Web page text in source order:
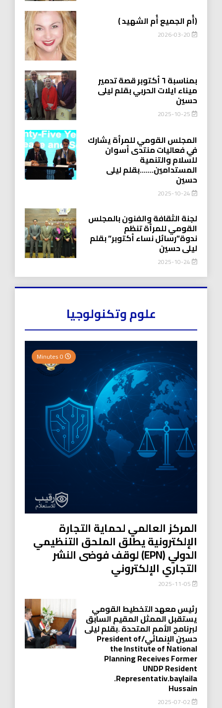
(أُم الجميع أُم الشهيد )
2026-03-20
بمناسبة ٦ أكتوبر قصة تدمير
ميناء ايلات الحربي بقلم ليلى
حسين
2025-10-25
المجلس القومي للمرأة يشارك
في فعاليات منتدى أسوان
للسلام والتنمية
المستدامين…….بقلم ليلى
حسين
2025-10-24
لجنة الثقافة والفنون بالمجلس
القومي للمرأة تنظم
ندوة”رسائل نساء أكتوبر” بقلم
ليلى حسين
2025-10-24
علوم وتكنولوجيا
المركز العالمي لحماية التجارة
الإلكترونية يطلق الملحق التنظيمي
الدولي (EPN) لوقف فوضى النشر
التجاري الإلكتروني
رئيس معهد التخطيط القومي
يستقبل الممثل المقيم السابق
لبرنامج الأمم المتحدة .بقلم ليلى
حسين الإنمائي/President of
the Institute of National
Planning Receives Former
UNDP Resident
.Representativ.baylaila
Hussain
2025-07-02